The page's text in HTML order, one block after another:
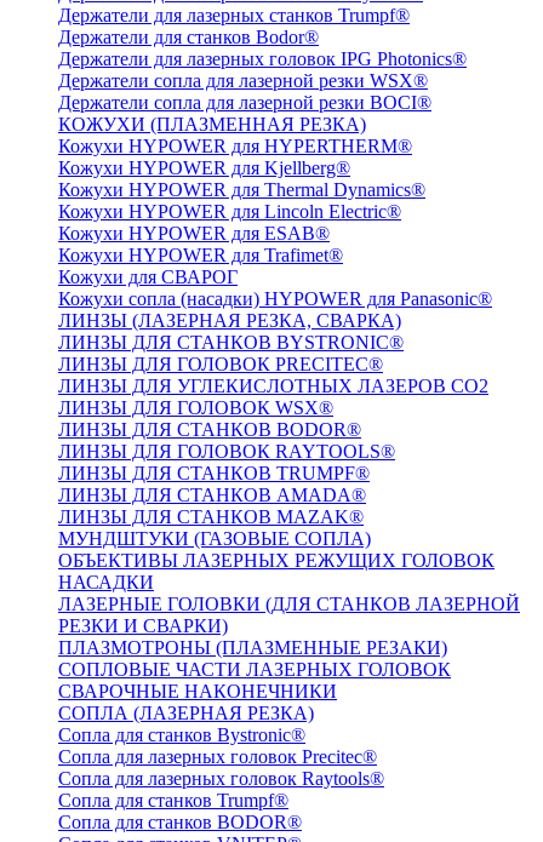
Держатели для лазерных станков Trumpf®
Держатели для станков Bodor®
Держатели для лазерных головок IPG Photonics®
Держатели сопла для лазерной резки WSX®
Держатели сопла для лазерной резки BOCI®
КОЖУХИ (ПЛАЗМЕННАЯ РЕЗКА)
Кожухи HYPOWER для HYPERTHERM®
Кожухи HYPOWER для Kjellberg®
Кожухи HYPOWER для Thermal Dynamics®
Кожухи HYPOWER для Lincoln Electric®
Кожухи HYPOWER для ESAB®
Кожухи HYPOWER для Trafimet®
Кожухи для СВАРОГ
Кожухи сопла (насадки) HYPOWER для Panasonic®
ЛИНЗЫ (ЛАЗЕРНАЯ РЕЗКА, СВАРКА)
ЛИНЗЫ ДЛЯ СТАНКОВ BYSTRONIC®
ЛИНЗЫ ДЛЯ ГОЛОВОК PRECITEC®
ЛИНЗЫ ДЛЯ УГЛЕКИСЛОТНЫХ ЛАЗЕРОВ CO2
ЛИНЗЫ ДЛЯ ГОЛОВОК WSX®
ЛИНЗЫ ДЛЯ СТАНКОВ BODOR®
ЛИНЗЫ ДЛЯ ГОЛОВОК RAYTOOLS®
ЛИНЗЫ ДЛЯ СТАНКОВ TRUMPF®
ЛИНЗЫ ДЛЯ СТАНКОВ AMADA®
ЛИНЗЫ ДЛЯ СТАНКОВ MAZAK®
МУНДШТУКИ (ГАЗОВЫЕ СОПЛА)
ОБЪЕКТИВЫ ЛАЗЕРНЫХ РЕЖУЩИХ ГОЛОВОК
НАСАДКИ
ЛАЗЕРНЫЕ ГОЛОВКИ (ДЛЯ СТАНКОВ ЛАЗЕРНОЙ
РЕЗКИ И СВАРКИ)
ПЛАЗМОТРОНЫ (ПЛАЗМЕННЫЕ РЕЗАКИ)
СОПЛОВЫЕ ЧАСТИ ЛАЗЕРНЫХ ГОЛОВОК
СВАРОЧНЫЕ НАКОНЕЧНИКИ
СОПЛА (ЛАЗЕРНАЯ РЕЗКА)
Сопла для станков Bystronic®
Сопла для лазерных головок Precitec®
Сопла для лазерных головок Raytools®
Сопла для станков Trumpf®
Сопла для станков BODOR®